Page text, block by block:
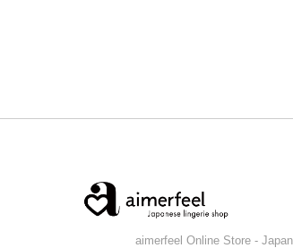
aimerfeel Online Store -